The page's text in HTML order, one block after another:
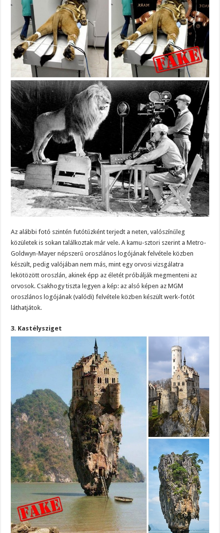
Az alábbi fotó szintén futótűzként terjedt a neten, valószínűleg
közületek is sokan találkoztak már vele. A kamu-sztori szerint a Metro-
Goldwyn-Mayer népszerű oroszlános logójának felvétele közben
készült, pedig valójában nem más, mint egy orvosi vizsgálatra
lekötözött oroszlán, akinek épp az életét próbálják megmenteni az
orvosok. Csakhogy tiszta legyen a kép: az alsó képen az MGM
oroszlános logójának (valódi) felvétele közben készült werk-fotót
láthatjátok.
3. Kastélysziget